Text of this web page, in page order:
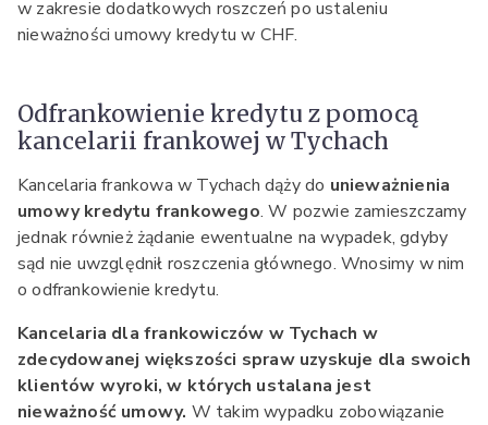
w zakresie dodatkowych roszczeń po ustaleniu
nieważności umowy kredytu w CHF.
Odfrankowienie kredytu z pomocą
kancelarii frankowej w Tychach
Kancelaria frankowa w Tychach dąży do unieważnienia
umowy kredytu frankowego. W pozwie zamieszczamy
jednak również żądanie ewentualne na wypadek, gdyby
sąd nie uwzględnił roszczenia głównego. Wnosimy w nim
o odfrankowienie kredytu.
Kancelaria dla frankowiczów w Tychach w
zdecydowanej większości spraw uzyskuje dla swoich
klientów wyroki, w których ustalana jest
nieważność umowy. W takim wypadku zobowiązanie